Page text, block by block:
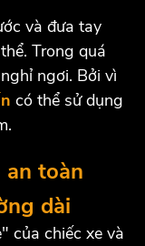
và đưa tay
Trong quá
ngơi. Bởi vì
có thể sử dụng
an toàn
dài
của chiếc xe và